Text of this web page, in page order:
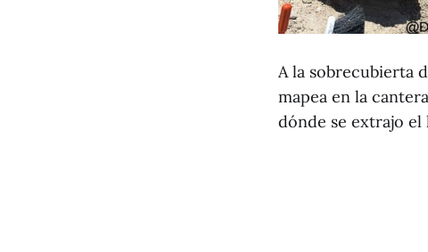
A la sobrecubierta
mapea en la
dónde se extrajo el